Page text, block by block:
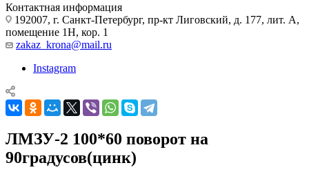
Контактная информация
192007, г. Санкт-Петербург, пр-кт Лиговский, д. 177, лит. А,
помещение 1Н, кор. 1
zakaz_krona@mail.ru
Instagram
ЛМЗУ-2 100*60 поворот на
90градусов(цинк)